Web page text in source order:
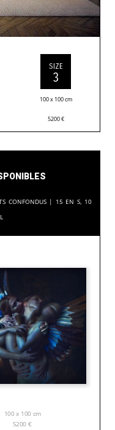
SIZE
3
100 x 100 cm
5200€
confondus | 15 en S, 10
100 x 100 cm
5200€